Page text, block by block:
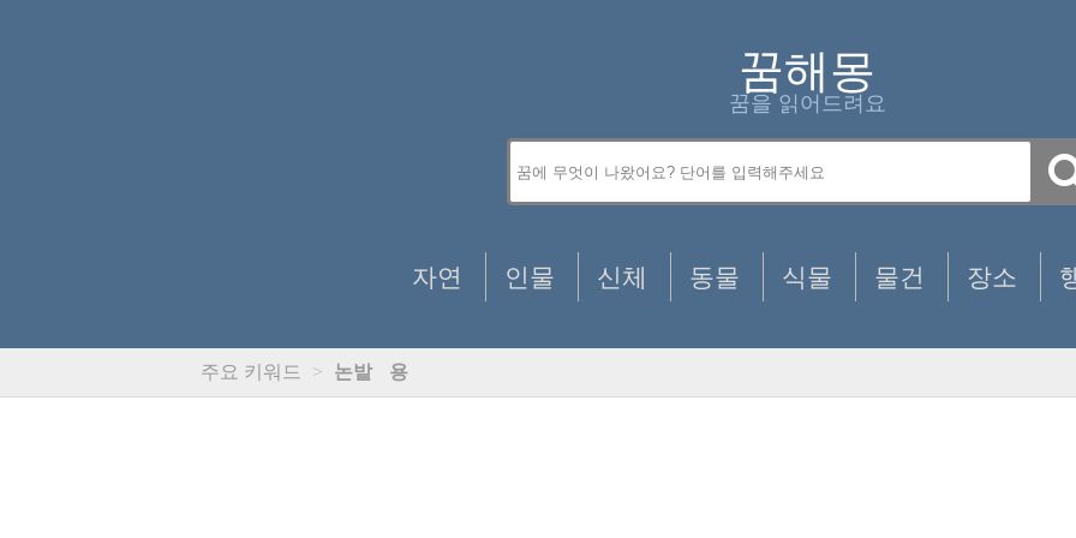
꿈해몽
꿈을 읽어드려요
자연 인물 신체 동물 식물 물건 장소
주요 키워드 > 논밭 용